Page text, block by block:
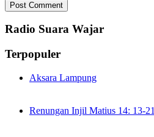
Radio Suara Wajar
Terpopuler
Aksara Lampung
Renungan Injil Matius 14: 13-21